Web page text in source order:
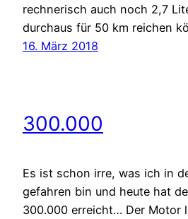
rechnerisch auch noch 2,7
durchaus für 50 km reichen
16. März 2018
300.000
Es ist schon irre, was ich in
gefahren bin und heute hat
300.000 erreicht… Der Motor